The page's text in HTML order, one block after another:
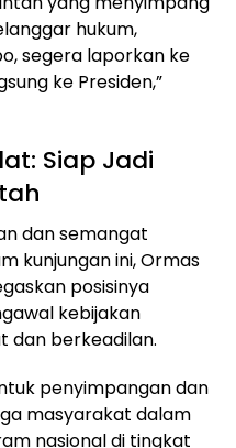
hukum,
segera laporkan ke
ke Presiden,”
Siap Jadi
dan semangat
kunjungan ini, Ormas
posisinya
kebijakan
dan berkeadilan.
penyimpangan dan
masyarakat dalam
nasional di tingkat